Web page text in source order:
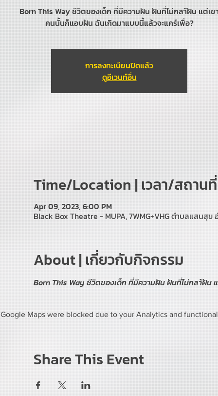
Born This Way ชีวิตของเด็ก ที่มีความฝัน ฝันที่ไม่กลา้ฝัน แต่เข
คนนั้นก็แอบฝัน ฉันเกิดมาแบบนี้แล้วจะแคร์เพื่อ?
การลงทะเบียนปิดแล้ว
ดูอีเวนท์อื่น
Time/Location | เวลา/สถานที่
Apr 09, 2023, 6:00 PM
Black Box Theatre - MUPA, 7WMG+VHG ตำบลแสนสุข
About | เกี่ยวกับกิจกรรม
Born This Way ชีวิตของเด็ก ที่มีความฝัน ฝันที่ไม่กลา้ฝัน
Google Maps were blocked due to your Analytics and
Share This Event